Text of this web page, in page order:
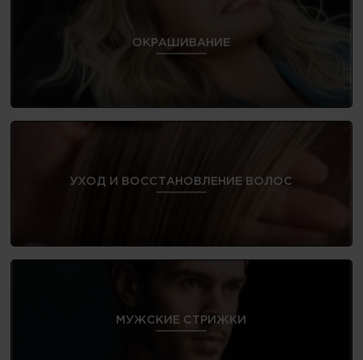
ОКРАШИВАНИЕ
УХОД И ВОССТАНОВЛЕНИЕ ВОЛОС
МУЖСКИЕ СТРИЖКИ